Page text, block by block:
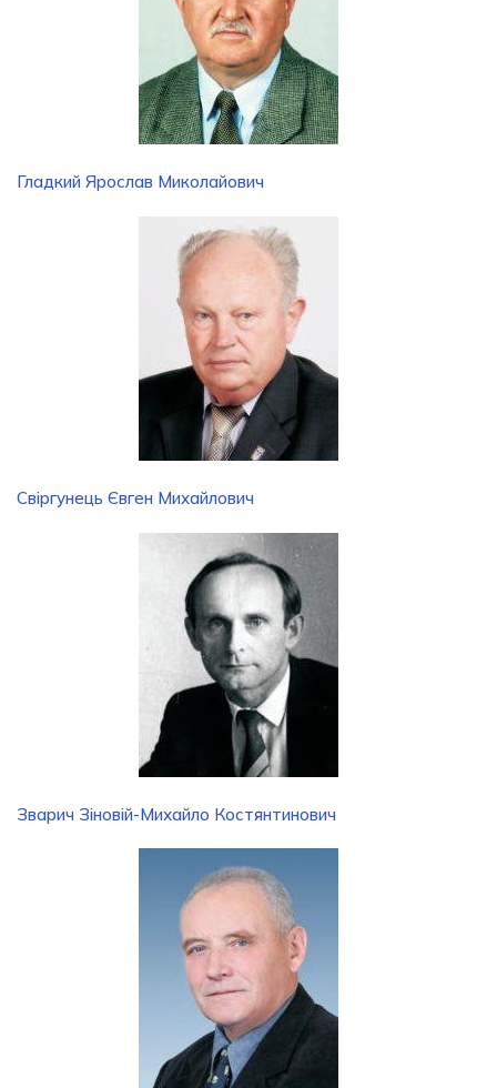
Гладкий Ярослав Миколайович
Свіргунець Євген Михайлович
Зварич Зіновій-Михайло Костянтинович